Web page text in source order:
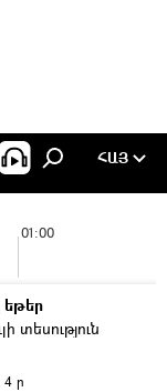
ՀԱՅ
01:00
եթեր
տեսություն
4 ր